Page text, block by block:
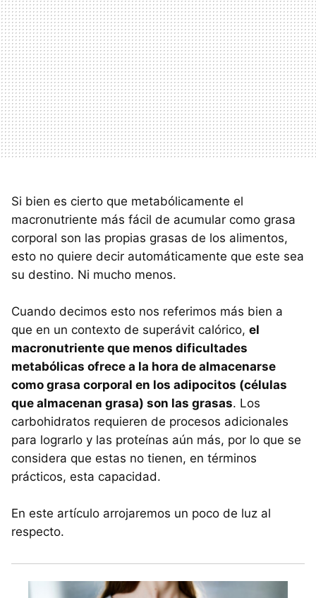
Si bien es cierto que metabólicamente el
macronutriente más fácil de acumular como grasa
corporal son las propias grasas de los alimentos,
esto no quiere decir automáticamente que este sea
su destino. Ni mucho menos.
Cuando decimos esto nos referimos más bien a
que en un contexto de superávit calórico, el
macronutriente que menos dificultades
metabólicas ofrece a la hora de almacenarse
como grasa corporal en los adipocitos (células
que almacenan grasa) son las grasas. Los
carbohidratos requieren de procesos adicionales
para lograrlo y las proteínas aún más, por lo que se
considera que estas no tienen, en términos
prácticos, esta capacidad.
En este artículo arrojaremos un poco de luz al
respecto.